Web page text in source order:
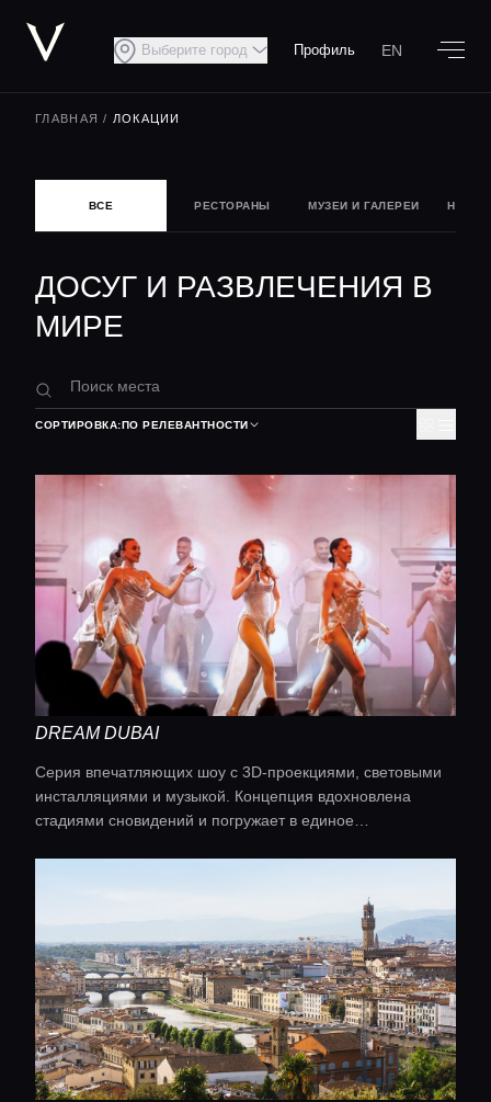
Выберите город Профиль EN
ГЛАВНАЯ / ЛОКАЦИИ
ВСЕ РЕСТОРАНЫ МУЗЕИ И ГАЛЕРЕИ
ДОСУГ И РАЗВЛЕЧЕНИЯ В
МИРЕ
СОРТИРОВКА:ПО РЕЛЕВАНТНОСТИ
DREAM DUBAI
Серия впечатляющих шоу с 3D-проекциями, световыми
инсталляциями и музыкой. Концепция вдохновлена
стадиями сновидений и погружает в единое